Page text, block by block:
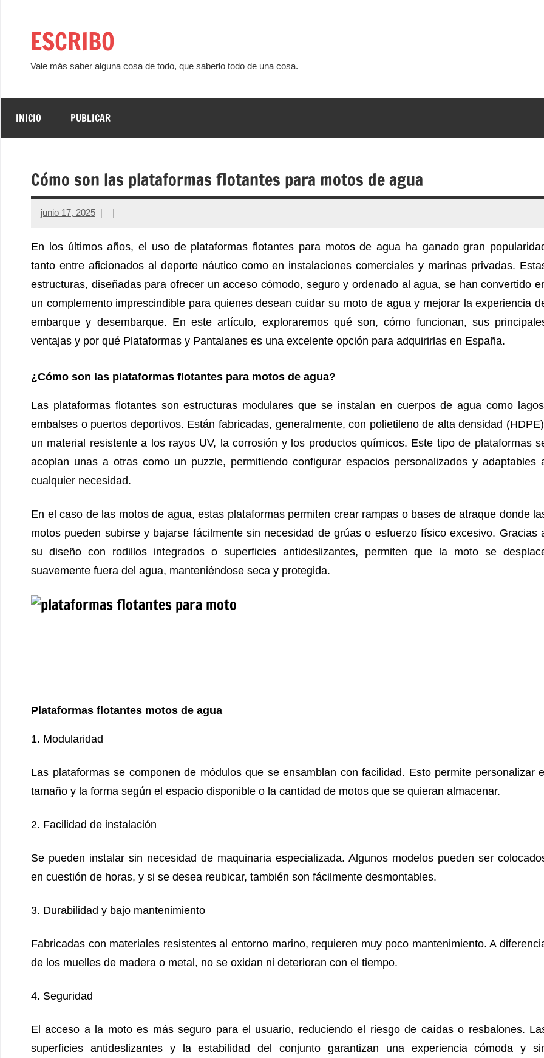
contenidoESCRIBO
Vale más saber alguna cosa de todo, que saberlo todo de una cosa.
INICIO PUBLICAR
Cómo son las plataformas flotantes para motos de agua
junio 17, 2025
En los últimos años, el uso de plataformas flotantes para motos de agua ha ganado gran
tanto entre aficionados al deporte náutico como en instalaciones comerciales y marinas privadas.
estructuras, diseñadas para ofrecer un acceso cómodo, seguro y ordenado al agua, se han convertido
un complemento imprescindible para quienes desean cuidar su moto de agua y mejorar la experiencia
embarque y desembarque. En este artículo, exploraremos qué son, cómo funcionan, sus
ventajas y por qué Plataformas y Pantalanes es una excelente opción para adquirirlas en España.
¿Cómo son las plataformas flotantes para motos de agua?
Las plataformas flotantes son estructuras modulares que se instalan en cuerpos de agua como
embalses o puertos deportivos. Están fabricadas, generalmente, con polietileno de alta densidad
un material resistente a los rayos UV, la corrosión y los productos químicos. Este tipo de plataformas
acoplan unas a otras como un puzzle, permitiendo configurar espacios personalizados y adaptables
cualquier necesidad.
En el caso de las motos de agua, estas plataformas permiten crear rampas o bases de atraque donde
motos pueden subirse y bajarse fácilmente sin necesidad de grúas o esfuerzo físico excesivo. Gracias
su diseño con rodillos integrados o superficies antideslizantes, permiten que la moto se
suavemente fuera del agua, manteniéndose seca y protegida.
Plataformas flotantes motos de agua
1. Modularidad
Las plataformas se componen de módulos que se ensamblan con facilidad. Esto permite personalizar
tamaño y la forma según el espacio disponible o la cantidad de motos que se quieran almacenar.
2. Facilidad de instalación
Se pueden instalar sin necesidad de maquinaria especializada. Algunos modelos pueden ser
en cuestión de horas, y si se desea reubicar, también son fácilmente desmontables.
3. Durabilidad y bajo mantenimiento
Fabricadas con materiales resistentes al entorno marino, requieren muy poco mantenimiento. A
de los muelles de madera o metal, no se oxidan ni deterioran con el tiempo.
4. Seguridad
El acceso a la moto es más seguro para el usuario, reduciendo el riesgo de caídas o resbalones.
superficies antideslizantes y la estabilidad del conjunto garantizan una experiencia cómoda y